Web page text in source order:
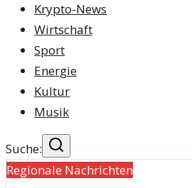
Krypto-News
Wirtschaft
Sport
Energie
Kultur
Musik
Suche:
Regionale Nachrichten